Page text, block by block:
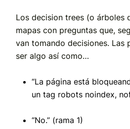
Los decision trees (o árboles
mapas con preguntas que,
van tomando decisiones. Las
ser algo así como…
“La página está
un tag robots noindex,
“No.” (rama 1)